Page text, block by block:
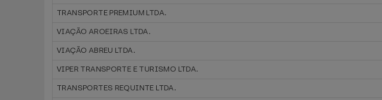
TRANSPORTE PREMIUM LTDA.
VIAÇÃO AROEIRAS LTDA.
VIAÇÃO ABREU LTDA.
VIPER TRANSPORTE E TURISMO LTDA.
TRANSPORTES REQUINTE LTDA.